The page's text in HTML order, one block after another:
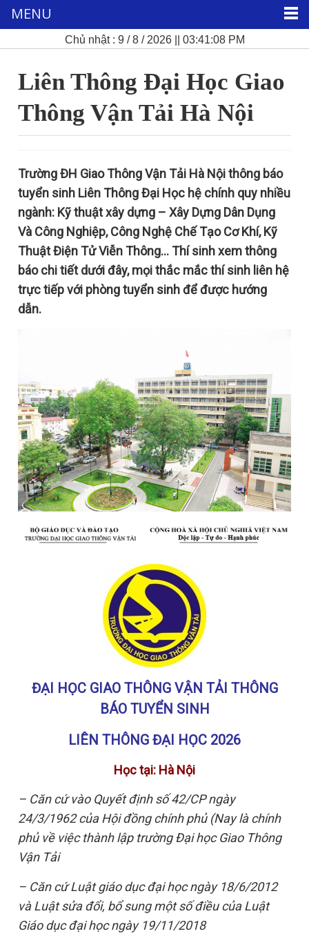
Chủ nhật : 9 / 8 / 2026 || 03:41:09 PM
Liên Thông Đại Học Giao
Thông Vận Tải Hà Nội
Trường ĐH Giao Thông Vận Tải Hà Nội thông báo
tuyển sinh Liên Thông Đại Học hệ chính quy nhiều
ngành: Kỹ thuật xây dựng – Xây Dựng Dân Dụng
Và Công Nghiệp, Công Nghệ Chế Tạo Cơ Khí, Kỹ
Thuật Điện Tử Viễn Thông… Thí sinh xem thông
báo chi tiết dưới đây, mọi thắc mắc thí sinh liên hệ
trực tiếp với phòng tuyển sinh để được hướng
dẫn.
ĐẠI HỌC GIAO THÔNG VẬN TẢI THÔNG
BÁO TUYỂN SINH
LIÊN THÔNG ĐẠI HỌC 2026
Học tại: Hà Nội
– Căn cứ vào Quyết định số 42/CP ngày
24/3/1962 của Hội đồng chính phủ (Nay là chính
phủ về việc thành lập trường Đại học Giao Thông
Vận Tải
– Căn cứ Luật giáo dục đại học ngày 18/6/2012
và Luật sửa đổi, bổ sung một số điều của Luật
Giáo dục đại học ngày 19/11/2018
MENU